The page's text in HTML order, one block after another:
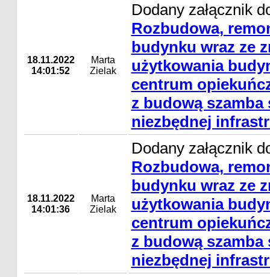
18.11.2022
14:01:52
Marta
Zielak
Dodany załącznik
Rozbudowa,
budynku wraz ze
użytkowania
centrum
z budową szamba
niezbędnej
18.11.2022
14:01:36
Marta
Zielak
Dodany załącznik
Rozbudowa,
budynku wraz ze
użytkowania
centrum
z budową szamba
niezbędnej